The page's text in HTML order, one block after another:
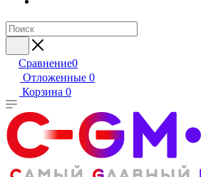
Сравнение0
Отложенные 0
Корзина 0